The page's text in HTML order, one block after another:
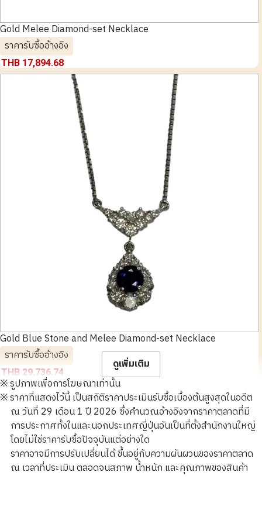
Gold Melee Diamond-set Necklace
ราคารับซื้ออ้างอิง
THB 17,894.68
Gold Blue Stone and Melee Diamond-set Necklace
ราคารับซื้ออ้างอิง
THB 29,736.74
ดูเพิ่มเติม
※ รูปภาพเพื่อการโฆษณาเท่านั้น
※ ราคาที่แสดงไว้นี้ เป็นสถิติราคาประเมินรับซื้อเบื้องต้นสูงสุดในอดีต
ณ วันที่ 29 เดือน 1 ปี 2026 ซึ่งคำนวณอ้างอิงจากราคาตลาดที่มี
การประกาศทั้งในและนอกประเทศญี่ปุ่นอันเป็นที่ตั้งสำนักงานใหญ่
โดยไม่ใช่ราคารับซื้อปัจจุบันแต่อย่างใด
ราคาอาจมีการปรับเปลี่ยนได้ ขึ้นอยู่กับความผันผวนของราคาตลาด
ณ เวลาที่ประเมิน ตลอดจนสภาพ น้ำหนัก และคุณภาพของสินค้า